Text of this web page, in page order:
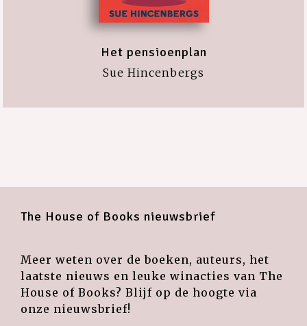
Het pensioenplan
Sue Hincenbergs
The House of Books nieuwsbrief
Meer weten over de boeken, auteurs, het
laatste nieuws en leuke winacties van The
House of Books? Blijf op de hoogte via
onze nieuwsbrief!